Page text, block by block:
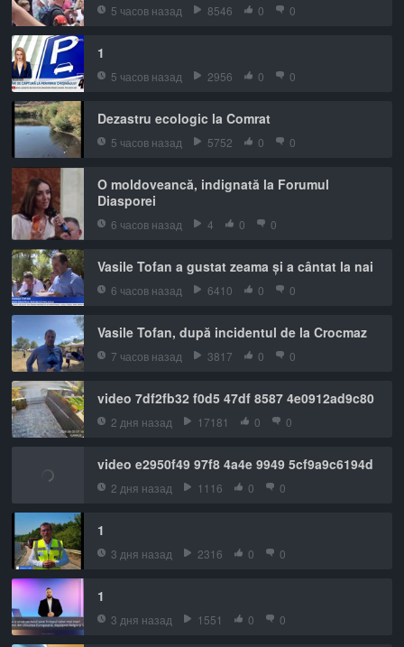
5 часов назад 8546 0 0
1
5 часов назад 2956 0 0
Dezastru ecologic la Comrat
5 часов назад 5752 0 0
O moldoveancă, indignată la Forumul
Diasporei
6 часов назад 4 0 0
Vasile Tofan a gustat zeama și a cântat la nai
6 часов назад 6410 0 0
Vasile Tofan, după incidentul de la Crocmaz
7 часов назад 3817 0 0
video 7df2fb32 f0d5 47df 8587 4e0912ad9c80
2 дня назад 17181 0 0
video e2950f49 97f8 4a4e 9949 5cf9a9c6194d
2 дня назад 1116 0 0
1
3 дня назад 2316 0 0
1
3 дня назад 1551 0 0